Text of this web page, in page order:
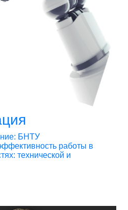
БНТУ
работы в
технической и